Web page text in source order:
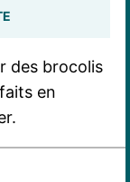
des brocolis
en